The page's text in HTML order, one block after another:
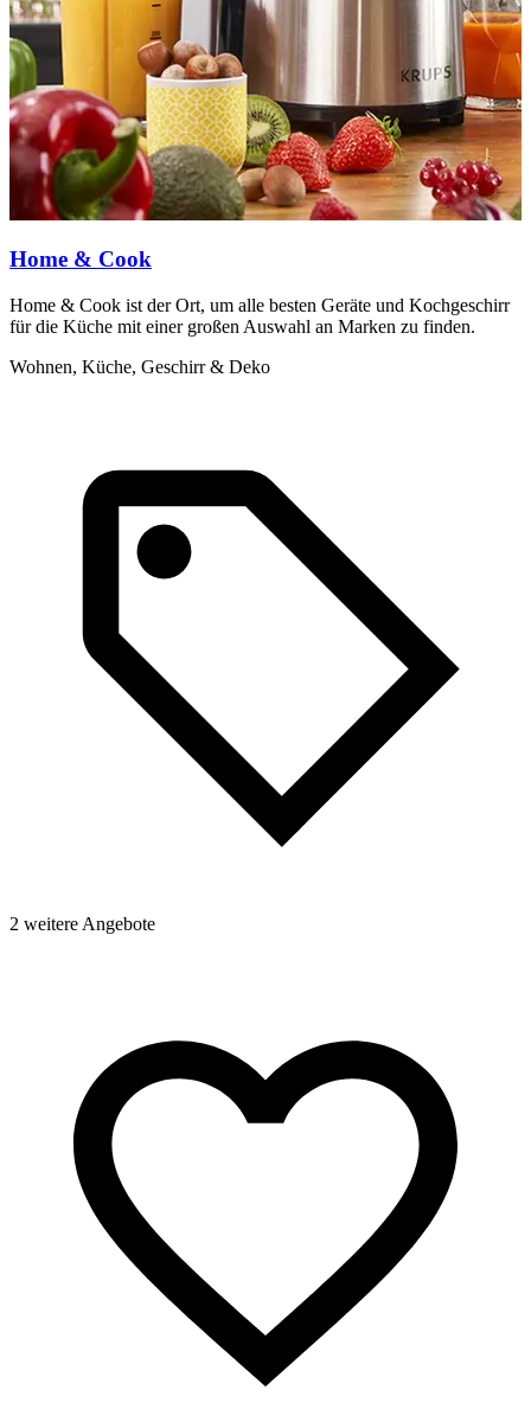
Home & Cook
Home & Cook ist der Ort, um alle besten Geräte und Kochgeschirr
für die Küche mit einer großen Auswahl an Marken zu finden.
Wohnen, Küche, Geschirr & Deko
2 weitere Angebote